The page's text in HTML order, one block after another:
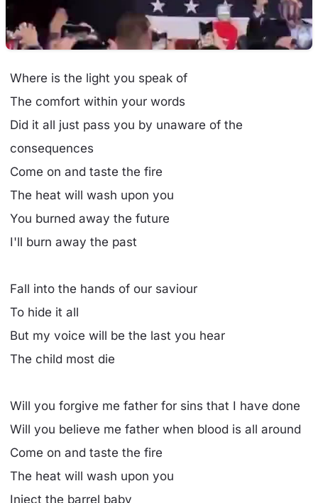
Where is the light you speak of
The comfort within your words
Did it all just pass you by unaware of the
consequences
Come on and taste the fire
The heat will wash upon you
You burned away the future
I'll burn away the past
Fall into the hands of our saviour
To hide it all
But my voice will be the last you hear
The child most die
Will you forgive me father for sins that I have done
Will you believe me father when blood is all around
Come on and taste the fire
The heat will wash upon you
Inject the barrel baby